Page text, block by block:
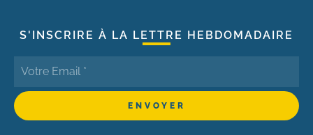
S'INSCRIRE À LA LETTRE HEBDOMADAIRE